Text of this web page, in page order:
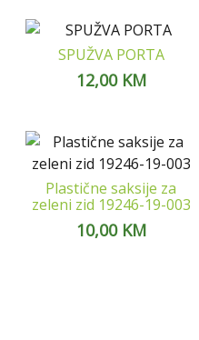
SPUŽVA PORTA
12,00 KM
Plastične saksije za
zeleni zid 19246-19-003
10,00 KM